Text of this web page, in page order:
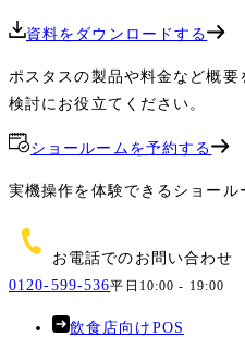
資料をダウンロードする
ポスタスの製品や料金など概
検討にお役立てください。
ショールームを予約する
実機操作を体験できるショール
お電話でのお問い合わせ
0120-599-536平日10:00 - 19:00
飲食店向けPOS